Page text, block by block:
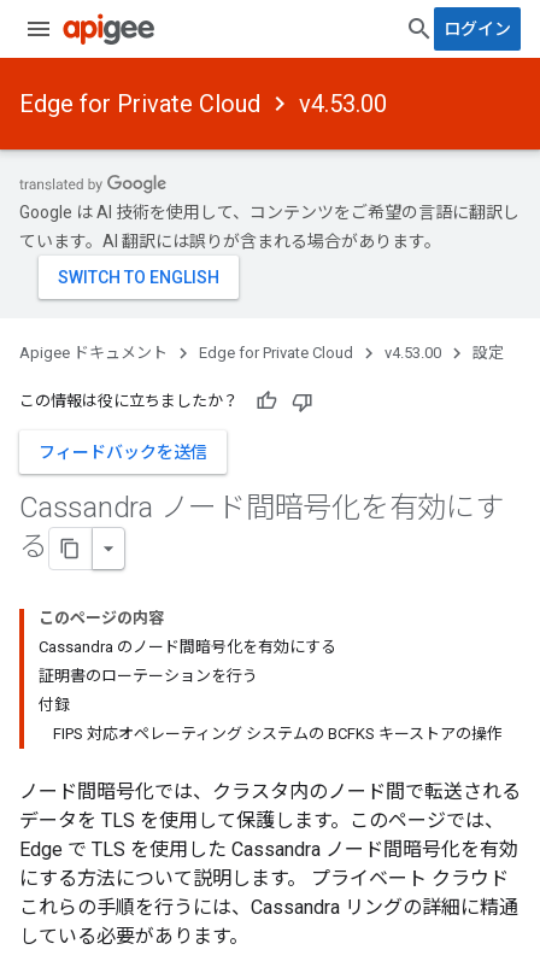
ログイン
Edge for Private Cloud v4.53.00
Google は AI 技術を使用して、コンテンツをご希望の言語に翻訳し
ています。AI 翻訳には誤りが含まれる場合があります。
Apigee ドキュメント Edge for Private Cloud v4.53.00 設定
この情報は役に立ちましたか？
フィードバックを送信
Cassandra ノード間暗号化を有効にす
る
このページの内容
Cassandra のノード間暗号化を有効にする
証明書のローテーションを行う
付録
FIPS 対応オペレーティング システムの BCFKS キーストアの操作
ノード間暗号化では、クラスタ内のノード間で転送される
データを TLS を使用して保護します。このページでは、
Edge で TLS を使用した Cassandra ノード間暗号化を有効
にする方法について説明します。 プライベート クラウド
これらの手順を行うには、Cassandra リングの詳細に精通
している必要があります。